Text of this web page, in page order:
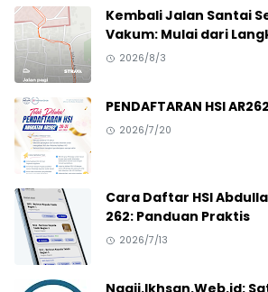
Kembali Jalan Santai
Vakum: Mulai dari
2026/8/3
PENDAFTARAN HSI
2026/7/20
Cara Daftar HSI
262: Panduan Praktis
2026/7/13